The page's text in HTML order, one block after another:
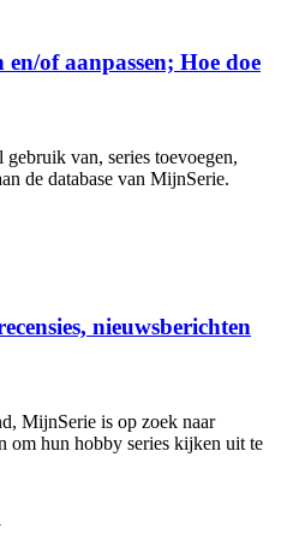
en/of aanpassen; Hoe doe
van, series toevoegen,
de database van MijnSerie.
nieuwsberichten
MijnSerie is op zoek naar
om hun hobby series kijken uit te